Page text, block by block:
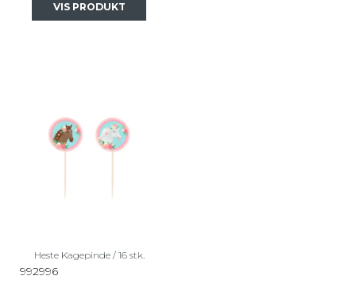
VIS PRODUKT
Heste Kagepinde / 16 stk.
992996